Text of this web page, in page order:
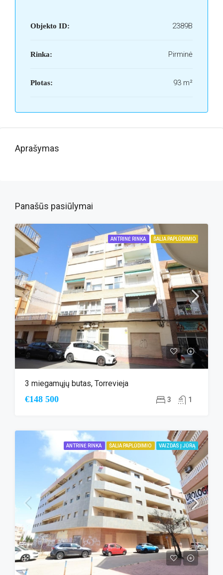
Objekto ID: 2389B
Rinka: Pirminė
Plotas: 93 m²
Aprašymas
Panašūs pasiūlymai
ANTRINĖ RINKA ŠALIA PAPLŪDIMIO
3 miegamųjų butas, Torrevieja
€148 500 3 1
ANTRINĖ RINKA ŠALIA PAPLŪDIMIO VAIZDAS Į JŪRĄ